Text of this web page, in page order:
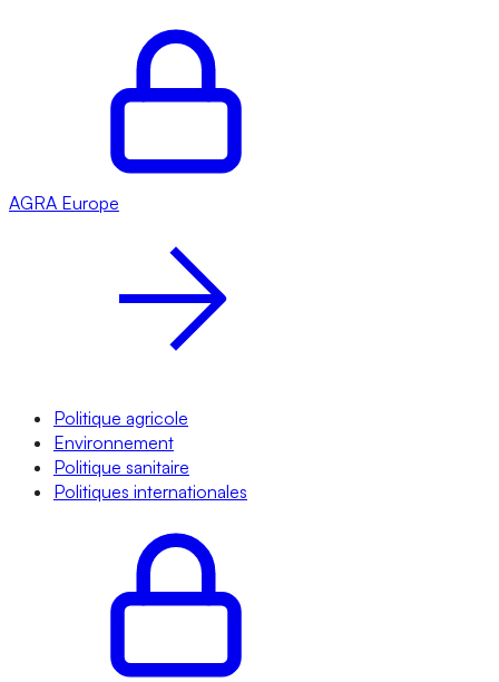
AGRA Europe
Politique agricole
Environnement
Politique sanitaire
Politiques internationales